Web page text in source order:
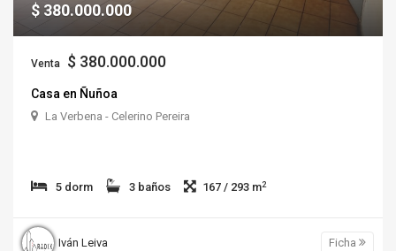
$ 380.000.000
Venta $ 380.000.000
Casa en Ñuñoa
La Verbena - Celerino Pereira
5 dorm 3 baños 167 / 293 m2
Iván Leiva Ficha